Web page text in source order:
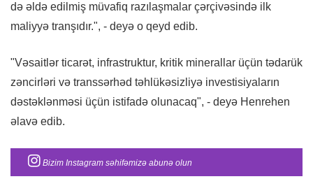
də əldə edilmiş müvafiq razılaşmalar çərçivəsində ilk
maliyyə tranşıdır.", - deyə o qeyd edib.
"Vəsaitlər ticarət, infrastruktur, kritik minerallar üçün tədarük
zəncirləri və transsərhəd təhlükəsizliyə investisiyaların
dəstəklənməsi üçün istifadə olunacaq", - deyə Henrehen
əlavə edib.
Bizim Instagram səhifəmizə abunə olun